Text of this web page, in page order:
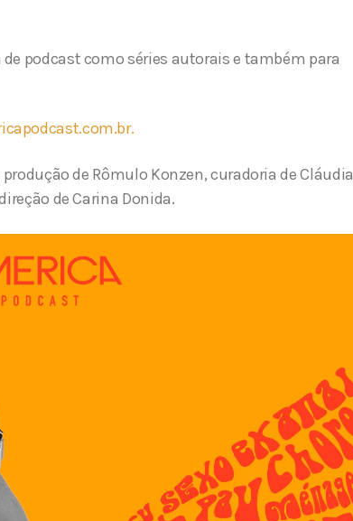
podcast como séries autorais e também para
de Rômulo Konzen, curadoria de Cláudia
de Carina Donida.